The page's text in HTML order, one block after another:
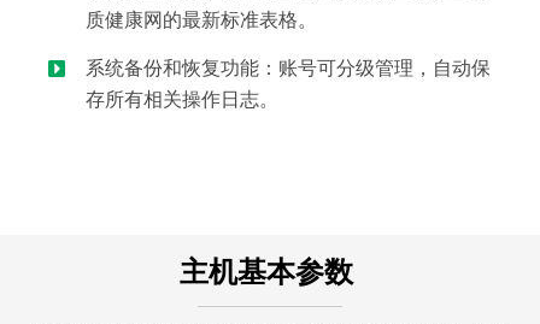
质健康网的最新标准表格。
系统备份和恢复功能：账号可分级管理，自动保
存所有相关操作日志。
主机基本参数